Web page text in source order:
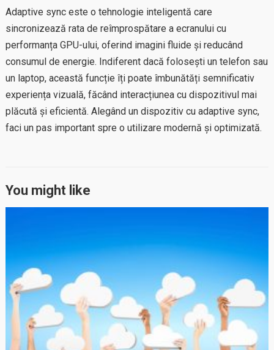
Adaptive sync este o tehnologie inteligentă care
sincronizează rata de reîmprospătare a ecranului cu
performanța GPU-ului, oferind imagini fluide și reducând
consumul de energie. Indiferent dacă folosești un telefon sau
un laptop, această funcție îți poate îmbunătăți semnificativ
experiența vizuală, făcând interacțiunea cu dispozitivul mai
plăcută și eficientă. Alegând un dispozitiv cu adaptive sync,
faci un pas important spre o utilizare modernă și optimizată.
You might like